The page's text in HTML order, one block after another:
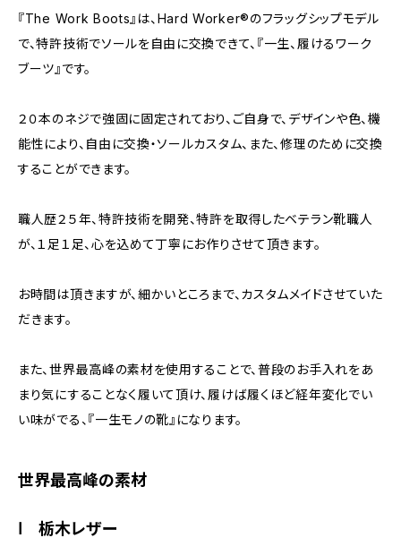
『The Work Boots』は、Hard Worker®のフラッグシップモデル
で、特許技術でソールを自由に交換できて、『一生、履けるワーク
ブーツ』です。
２０本のネジで強固に固定されており、ご自身で、デザインや色、機
能性により、自由に交換・ソールカスタム、また、修理のために交換
することができます。
職人歴２５年、特許技術を開発、特許を取得したベテラン靴職人
が、１足１足、心を込めて丁寧にお作りさせて頂きます。
お時間は頂きますが、細かいところまで、カスタムメイドさせていた
だきます。
また、世界最高峰の素材を使用することで、普段のお手入れをあ
まり気にすることなく履いて頂け、履けば履くほど経年変化でい
い味がでる、『一生モノの靴』になります。
世界最高峰の素材
Ⅰ 栃木レザー